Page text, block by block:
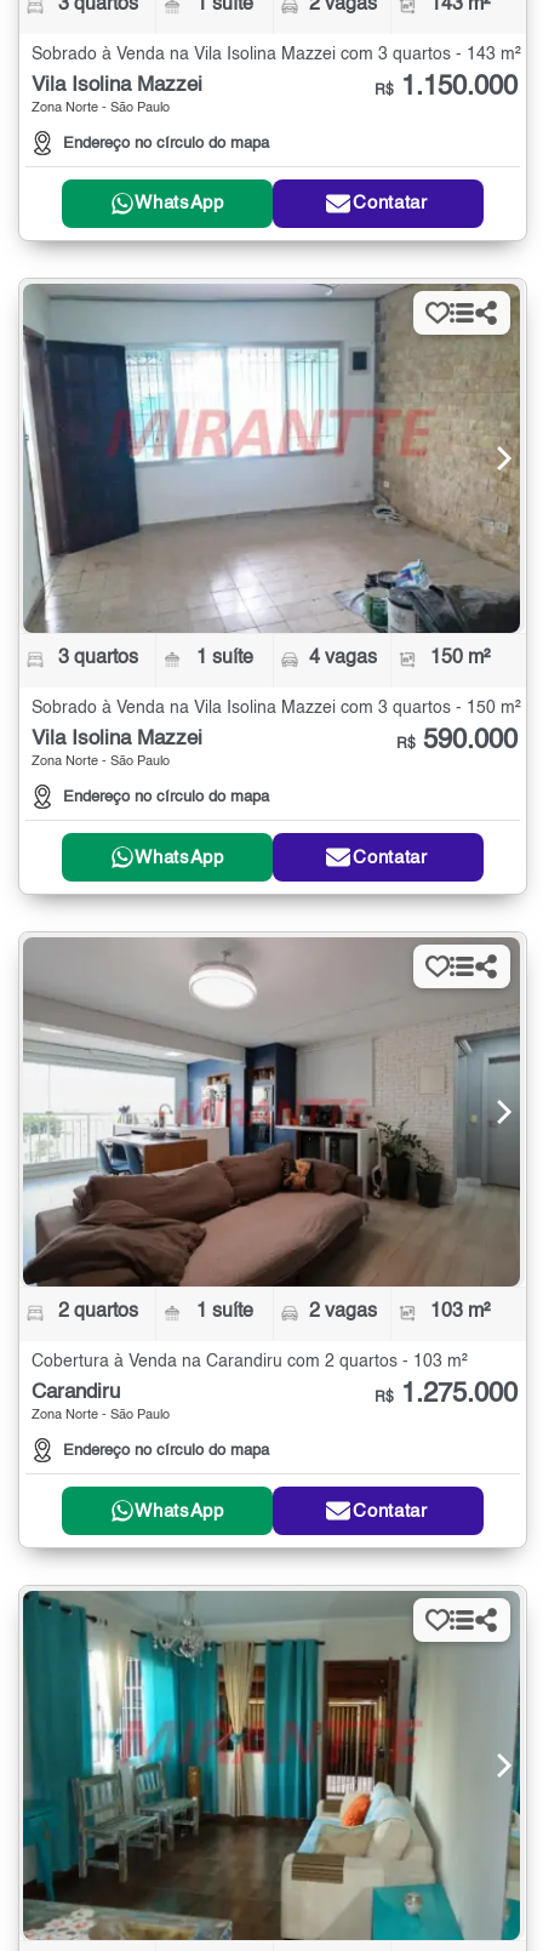
3 quartos 1 suíte 2 vagas 143 m²
Sobrado à Venda na Vila Isolina Mazzei com 3 quartos - 143 m²
Vila Isolina Mazzei
Zona Norte - São Paulo
Endereço no círculo do mapa
R$ 1.150.000
WhatsApp Contatar
3 quartos 1 suíte 4 vagas 150 m²
Sobrado à Venda na Vila Isolina Mazzei com 3 quartos - 150 m²
Vila Isolina Mazzei
Zona Norte - São Paulo
Endereço no círculo do mapa
R$ 590.000
WhatsApp Contatar
2 quartos 1 suíte 2 vagas 103 m²
Cobertura à Venda na Carandiru com 2 quartos - 103 m²
Carandiru
Zona Norte - São Paulo
Endereço no círculo do mapa
R$ 1.275.000
WhatsApp Contatar